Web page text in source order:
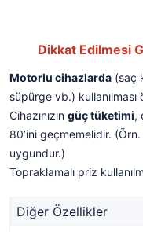
Dikkat Edilmesi
Motorlu cihazlarda (saç
süpürge vb.) kullanılması
Cihazınızın güç tüketimi,
80’ini geçmemelidir.
uygundur.)
Topraklamalı priz
Diğer Özellikler